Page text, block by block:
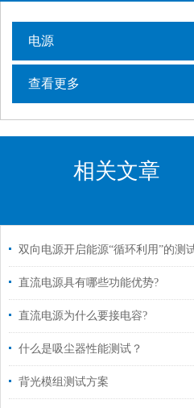
电源
查看更多
相关文章
直流电源具有哪些功能优势?
直流电源为什么要接电容?
什么是吸尘器性能测试？
背光模组测试方案